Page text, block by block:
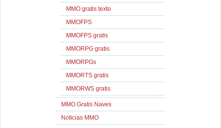
MMO gratis texto
MMOFPS
MMOFPS gratis
MMORPG gratis
MMORPGs
MMORTS gratis
MMORWS gratis
MMO Gratis Naves
Noticias MMO